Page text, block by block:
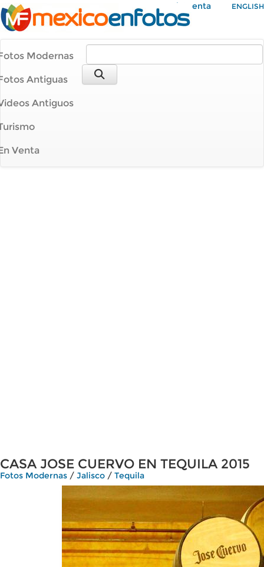
Mi Cuenta ENGLISH
Modernas
Antiguas
Antiguos
Venta
CASA JOSE CUERVO EN TEQUILA 2015
Fotos Modernas / Jalisco / Tequila